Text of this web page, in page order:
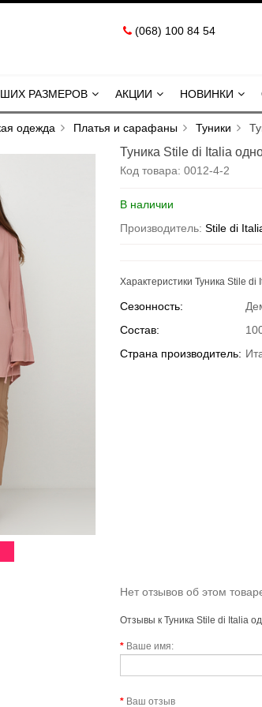
(068) 100 84 54
РАЗМЕРОВ АКЦИИ НОВИНКИ
одежда Платья и сарафаны Туники
Туника Stile di Italia
Код товара: 0012-4-2
В наличии
Производитель: Stile di
Характеристики Туника Stile
Сезонность:
Состав:
Страна производитель:
Нет отзывов об этом
Отзывы к Туника Stile di Italia
Ваше имя:
Ваш отзыв